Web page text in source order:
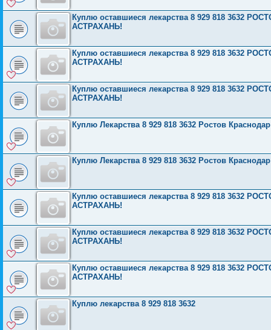
Куплю оставшиеся лекарства 8 929 818 3632
АСТРАХАНЬ!
Куплю оставшиеся лекарства 8 929 818 3632
АСТРАХАНЬ!
Куплю оставшиеся лекарства 8 929 818 3632
АСТРАХАНЬ!
Куплю Лекарства 8 929 818 3632 Ростов
Куплю Лекарства 8 929 818 3632 Ростов
Куплю оставшиеся лекарства 8 929 818 3632
АСТРАХАНЬ!
Куплю оставшиеся лекарства 8 929 818 3632
АСТРАХАНЬ!
Куплю оставшиеся лекарства 8 929 818 3632
АСТРАХАНЬ!
Куплю лекарства 8 929 818 3632